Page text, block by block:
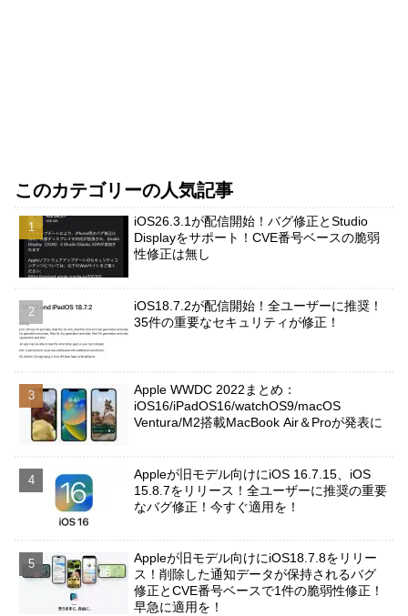
このカテゴリーの人気記事
iOS26.3.1が配信開始！バグ修正とStudio
Displayをサポート！CVE番号ベースの脆弱
性修正は無し
iOS18.7.2が配信開始！全ユーザーに推奨！
35件の重要なセキュリティが修正！
Apple WWDC 2022まとめ：
iOS16/iPadOS16/watchOS9/macOS
Ventura/M2搭載MacBook Air＆Proが発表に
Appleが旧モデル向けにiOS 16.7.15、iOS
15.8.7をリリース！全ユーザーに推奨の重要
なバグ修正！今すぐ適用を！
Appleが旧モデル向けにiOS18.7.8をリリー
ス！削除した通知データが保持されるバグ
修正とCVE番号ベースで1件の脆弱性修正！
早急に適用を！